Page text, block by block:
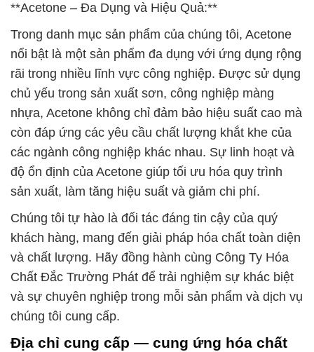
**Acetone – Đa Dụng và Hiệu Quả:**
Trong danh mục sản phẩm của chúng tôi, Acetone
nổi bật là một sản phẩm đa dụng với ứng dụng rộng
rãi trong nhiều lĩnh vực công nghiệp. Được sử dụng
chủ yếu trong sản xuất sơn, công nghiệp màng
nhựa, Acetone không chỉ đảm bảo hiệu suất cao mà
còn đáp ứng các yêu cầu chất lượng khắt khe của
các ngành công nghiệp khác nhau. Sự linh hoạt và
độ ổn định của Acetone giúp tối ưu hóa quy trình
sản xuất, làm tăng hiệu suất và giảm chi phí.
Chúng tôi tự hào là đối tác đáng tin cậy của quý
khách hàng, mang đến giải pháp hóa chất toàn diện
và chất lượng. Hãy đồng hành cùng Công Ty Hóa
Chất Đắc Trường Phát để trải nghiệm sự khác biệt
và sự chuyên nghiệp trong mỗi sản phẩm và dịch vụ
chúng tôi cung cấp.
Địa chỉ cung cấp — cung ứng hóa chất